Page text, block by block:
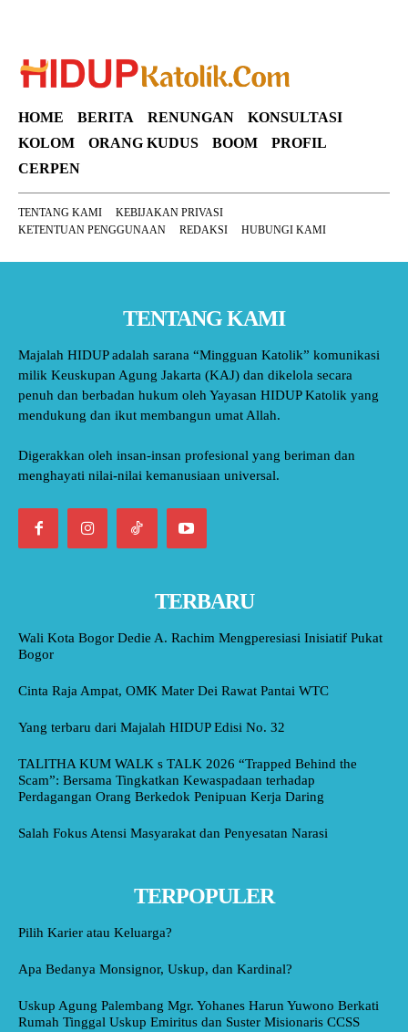
HOME BERITA RENUNGAN
KONSULTASI
KOLOM
ORANG KUDUS BOOM
PROFIL
CERPEN
TENTANG KAMI
KEBIJAKAN PRIVASI
KETENTUAN PENGGUNAAN
REDAKSI HUBUNGI KAMI
TENTANG KAMI
Majalah HIDUP adalah sarana “Mingguan Katolik” komunikasi
milik Keuskupan Agung Jakarta (KAJ) dan dikelola secara
penuh dan berbadan hukum oleh Yayasan HIDUP Katolik yang
mendukung dan ikut membangun umat Allah.
Digerakkan oleh insan-insan profesional yang beriman dan
menghayati nilai-nilai kemanusiaan universal.
TERBARU
Wali Kota Bogor Dedie A. Rachim Mengperesiasi Inisiatif Pukat
Bogor
Cinta Raja Ampat, OMK Mater Dei Rawat Pantai WTC
Yang terbaru dari Majalah HIDUP Edisi No. 32
TALITHA KUM WALK s TALK 2026 “Trapped Behind the
Scam”: Bersama Tingkatkan Kewaspadaan terhadap
Perdagangan Orang Berkedok Penipuan Kerja Daring
Salah Fokus Atensi Masyarakat dan Penyesatan Narasi
TERPOPULER
Pilih Karier atau Keluarga?
Apa Bedanya Monsignor, Uskup, dan Kardinal?
Uskup Agung Palembang Mgr. Yohanes Harun Yuwono Berkati
Rumah Tinggal Uskup Emiritus dan Suster Misionaris CCSS